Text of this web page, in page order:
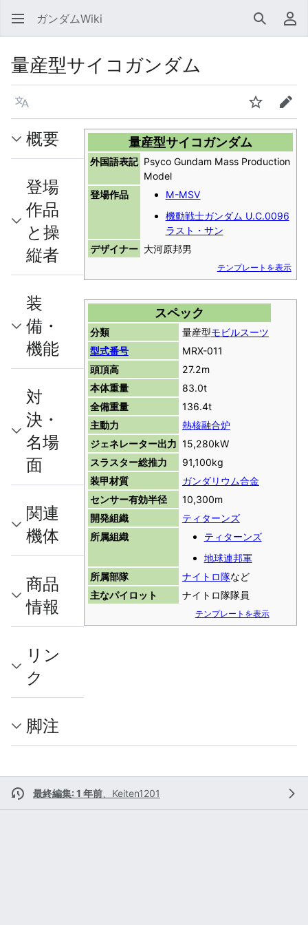
ガンダムWiki 検索 利
量産型サイコガンダム
言語 ウォッチ編集
量産型サイコガンダム
外国語表記 Psyco Gundam Mass Production
Model
登場作品
M-MSV
機動戦士ガンダム U.C.0096
ラスト・サン
デザイナー 大河原邦男
テンプレートを表示
スペック
分類 量産型モビルスーツ
型式番号
MRX-011
頭頂高
27.2m
本体重量
83.0t
全備重量
136.4t
主動力
熱核融合炉
ジェネレーター出力 15,280kW
スラスター総推力
91,100kg
装甲材質
ガンダリウム合金
センサー有効半径
10,300m
開発組織
ティターンズ
所属組織
ティターンズ
地球連邦軍
所属部隊
ナイトロ隊など
主なパイロット
ナイトロ隊隊員
テンプレートを表示
概要
登場
作品
と操
縦者
装
備・
機能
対
決・
名場
面
関連
機体
商品
情報
リン
ク
脚注
最終編集: 1 年前 Keiten1201